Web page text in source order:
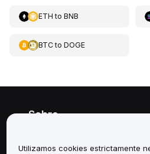
ETH to BNB
BTCto DOGE
Sobre
Utilizamos cookies estrictamente